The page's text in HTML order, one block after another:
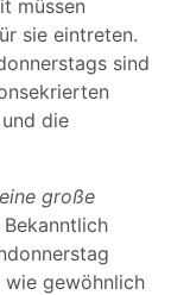
müssen
sie eintreten.
sind
die
große
Bekanntlich
gewöhnlich